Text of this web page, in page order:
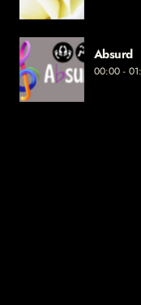
Absurd
00:00 -